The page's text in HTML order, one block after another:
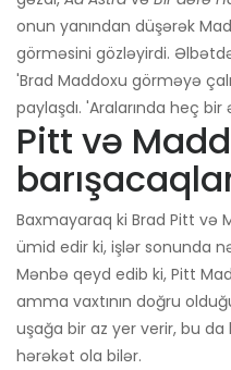
onun yanından düşərək
görməsini gözləyirdi.
'Brad Maddoxu görməyə
paylaşdı. 'Aralarında heç bir
Pitt və
Baxmayaraq ki Brad Pitt və
ümid edir ki, işlər sonunda
Mənbə qeyd edib ki, Pitt
amma vaxtının doğru
uşağa bir az yer verir, bu
hərəkət ola bilər.